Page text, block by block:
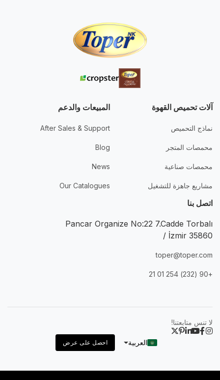
آلات تحميص القهوة
نماذج التحميص
محمصات المتجر
محمصات صناعية
مشاريع جاهزة للتشغيل
المبيعات والدعم
After Sales & Support
Blog
News
Our Catalogues
اتصل بنا
Pancar Organize No:22 7.Cadde Torbalı
/ İzmir 35860
toper@toper.com
+90 (232) 254 01 21
لا تنس متابعتنا!
العربية احصل على عرض